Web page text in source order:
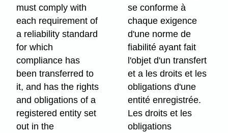
must comply with
each requirement of
a reliability standard
for which
compliance has
been transferred to
it, and has the rights
and obligations of a
registered entity set
out in the
se conforme à
chaque exigence
d'une norme de
fiabilité ayant fait
l'objet d'un transfert
et a les droits et les
obligations d'une
entité enregistrée.
Les droits et les
obligations